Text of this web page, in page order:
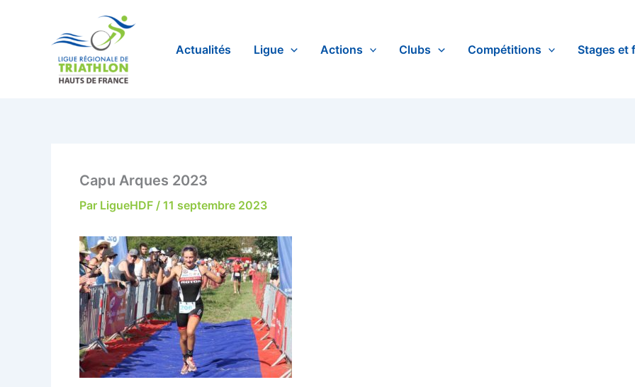
Actualités Ligue Actions Clubs Compétitions Stages et
Capu Arques 2023
Par LigueHDF / 11 septembre 2023